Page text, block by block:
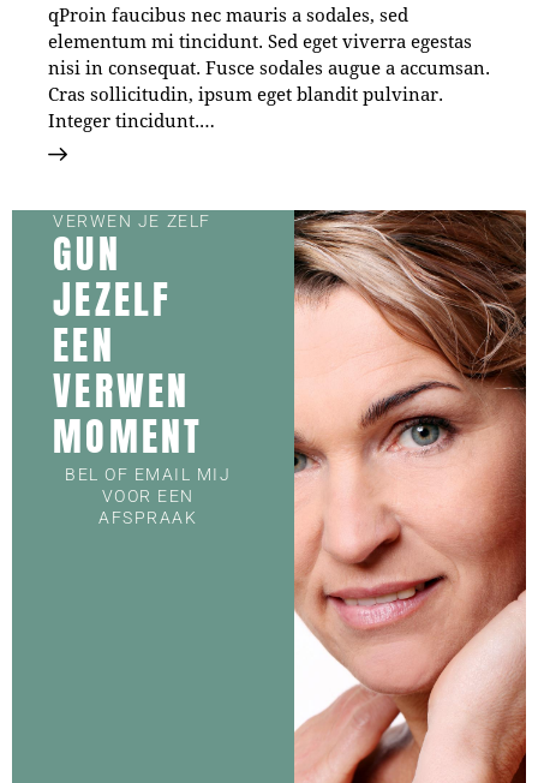
qProin faucibus nec mauris a sodales, sed
elementum mi tincidunt. Sed eget viverra egestas
nisi in consequat. Fusce sodales augue a accumsan.
Cras sollicitudin, ipsum eget blandit pulvinar.
Integer tincidunt.…
VERWEN JE ZELF
GUN
JEZELF
EEN
VERWEN
MOMENT
BEL OF EMAIL MIJ
VOOR EEN
AFSPRAAK